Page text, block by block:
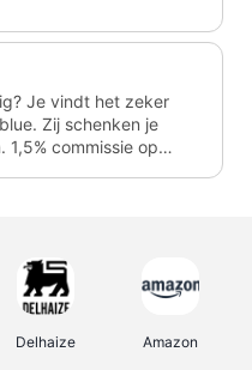
Je vindt het zeker
Zij schenken je
1,5% commissie op
Delhaize Amazon